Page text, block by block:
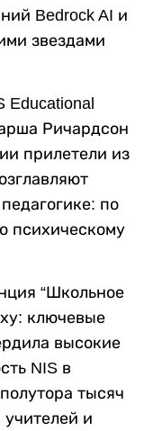
Bedrock AI и
звездами
Educational
Ричардсон
прилетели из
по
психическому
“Школьное
ключевые
высокие
NIS в
тысяч
и